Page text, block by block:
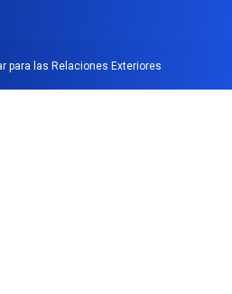
para las Relaciones Exteriores